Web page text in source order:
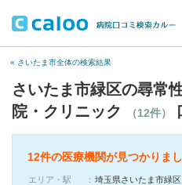
« さいたま市全体の検索結果
さいたま市緑区の尋常
院・クリニック
（12件）
12件の医療機関が見つかりま
エリア・駅
埼玉県さいたま市緑区